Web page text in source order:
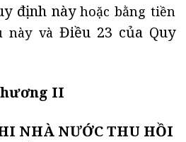
định nàyhoặc bằng tiền
này và Điều 23 của Quy
II
NHÀ NƯỚC THU HỒI